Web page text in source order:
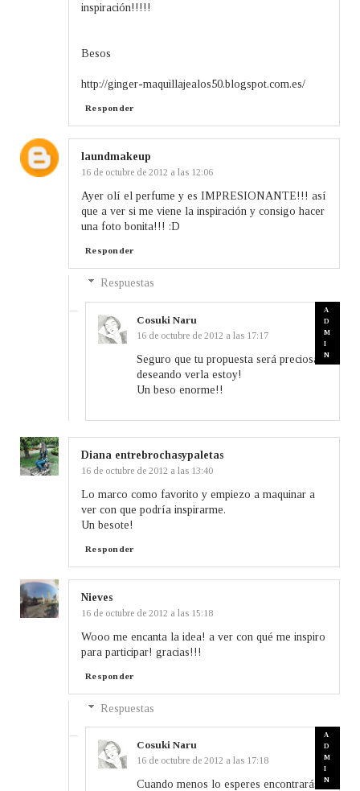
inspiración!!!!!
Besos
http://ginger-maquillajealos50.blogspot.com.es/
Responder
laundmakeup
16 de octubre de 2012 a las 12:06
Ayer olí el perfume y es IMPRESIONANTE!!! así
que a ver si me viene la inspiración y consigo hacer
una foto bonita!!! :D
Responder
Respuestas
Cosuki Naru
16 de octubre de 2012 a las 17:17
Seguro que tu propuesta será preciosa,
deseando verla estoy!
Un beso enorme!!
Diana entrebrochasypaletas
16 de octubre de 2012 a las 13:40
Lo marco como favorito y empiezo a maquinar a
ver con que podría inspirarme.
Un besote!
Responder
Nieves
16 de octubre de 2012 a las 15:18
Wooo me encanta la idea! a ver con qué me inspiro
para participar! gracias!!!
Responder
Respuestas
Cosuki Naru
16 de octubre de 2012 a las 17:18
Cuando menos lo esperes encontrarás